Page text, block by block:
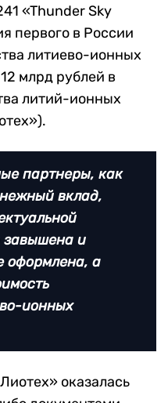
«Thunder Sky
первого в России
литиево-ионных
млрд рублей в
литий-ионных
партнеры, как
вклад,
завышена и
оформлена, а
ионных
оказалась